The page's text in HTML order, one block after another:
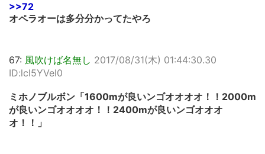
>>72
オペラオーは多分分かってたやろ
67: 風吹けば名無し 2017/08/31(木) 01:44:30.30
ID:lcl5YVel0
ミホノブルボン「1600mが良いンゴオオオオ！！2000m
が良いンゴオオオオ！！2400mが良いンゴオオオ
オ！！」